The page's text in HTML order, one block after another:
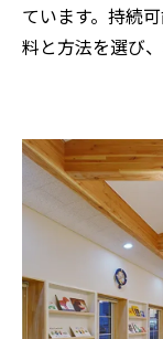
ています。持続
料と方法を選び